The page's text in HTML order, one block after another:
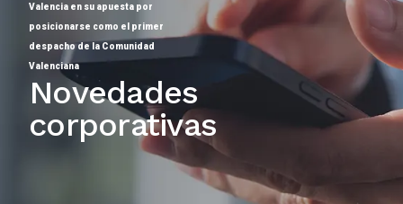
Valencia en su apuesta por
posicionarse como el primer
despacho de la Comunidad
Valenciana
Novedades
corporativas